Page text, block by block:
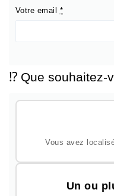
Votre email *
⁉️ Que souhaitez-
Vous avez
Un ou